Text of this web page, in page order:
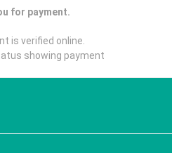
for payment.
is verified online.
showing payment